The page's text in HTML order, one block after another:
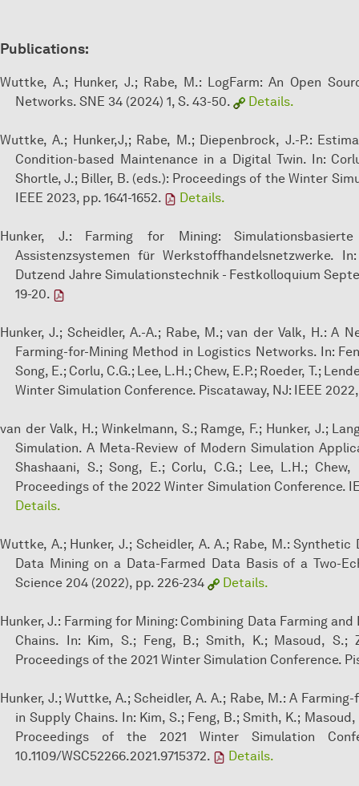
Publications:
Wuttke, A.; Hunker, J.; Rabe, M.: LogFarm: An Open
Networks. SNE 34 (2024) 1, S. 43-50.
Details.
Wuttke, A.; Hunker,J,; Rabe, M.; Diepenbrock, J.-P.:
Condition-based Maintenance in a Digital Twin. In:
Shortle, J.; Biller, B. (eds.): Proceedings of the Winter
IEEE 2023, pp. 1641-1652.
Details.
Hunker, J.: Farming for Mining:
Assistenzsystemen für Werkstoffhandelsnetzwerke.
Dutzend Jahre Simulationstechnik - Festkolloquium
19-20.
Hunker, J.; Scheidler, A.-A.; Rabe, M.; van der Valk, H.: A
Farming-for-Mining Method in Logistics Networks. In:
Song, E.; Corlu, C.G.; Lee, L.H.; Chew, E.P.; Roeder, T.;
Winter Simulation Conference. Piscataway, NJ: IEEE 2022,
van der Valk, H.; Winkelmann, S.; Ramge, F.; Hunker, J.;
Simulation. A Meta-Review of Modern Simulation
Shashaani, S.; Song, E.; Corlu, C.G.; Lee, L.H.; Chew,
Proceedings of the 2022 Winter Simulation Conference.
Details.
Wuttke, A.; Hunker, J.; Scheidler, A. A.; Rabe, M.:
Data Mining on a Data-Farmed Data Basis of a Two-
Science 204 (2022), pp. 226-234
Details.
Hunker, J.: Farming for Mining: Combining Data Farming
Chains. In: Kim, S.; Feng, B.; Smith, K.; Masoud, S.;
Proceedings of the 2021 Winter Simulation Conference.
Hunker, J.; Wuttke, A.; Scheidler, A. A.; Rabe, M.: A
in Supply Chains. In: Kim, S.; Feng, B.; Smith, K.;
Proceedings of the 2021 Winter Simulation
10.1109/WSC52266.2021.9715372.
Details.